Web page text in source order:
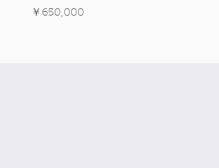
価格
￥650,000